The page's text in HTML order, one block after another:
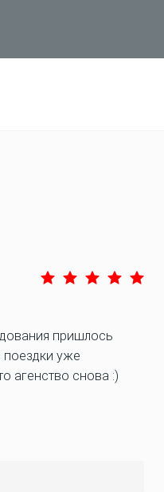
пришлось
уже
агенство снова :)